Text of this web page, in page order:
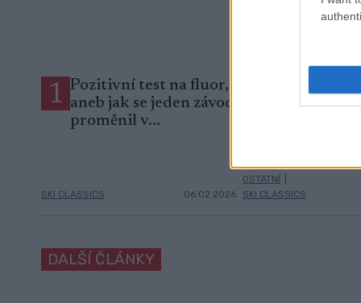
1 Pozitivní test na fluor,
aneb jak se jeden závod
proměnil v...
SKI CLASSICS 06.02.2026
biatlonu
OSTATNÍ
SKI CLASSICS
DALŠÍ ČLÁNKY